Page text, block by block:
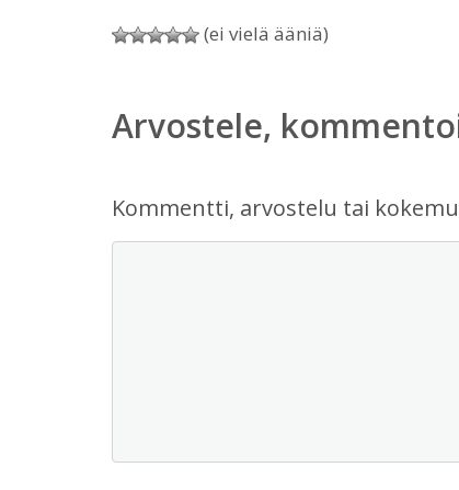
(ei vielä ääniä)
Arvostele,
Kommentti, arvostelu tai